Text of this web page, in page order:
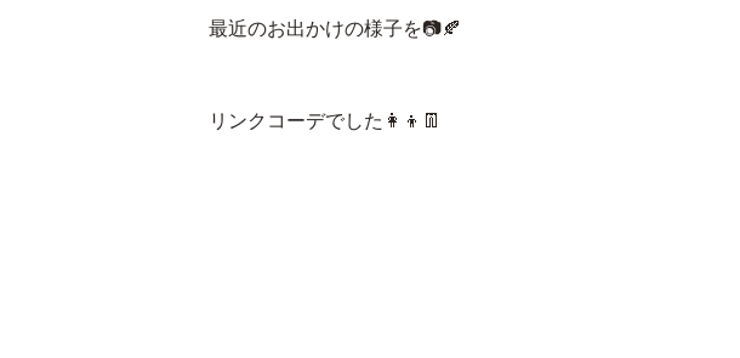
最近のお出かけの様子を📷🍂
リンクコーデでした👩👦👖